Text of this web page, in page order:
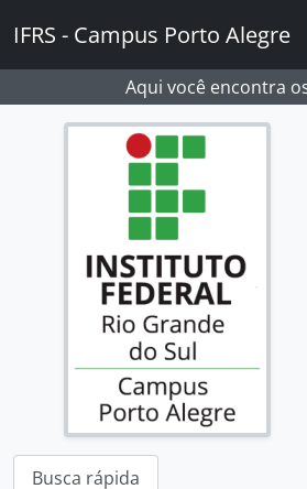
IFRS - Campus Porto Alegre
Aqui você encontra
Busca rápida